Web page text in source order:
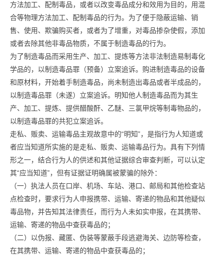
方法加工、配制毒品，或者以改变毒品成分和效用为目的，用混
合等物理方法加工、配制毒品的行为。为了便于隐蔽运输、销
售、使用、欺骗购买者，或者为了增重，对毒品掺杂使假，添加
或者去除其他非毒品物质，不属于制造毒品的行为。
为了制造毒品而采用生产、加工、提炼等方法非法制造易制毒化
学品的，以制造毒品罪（预备）立案追诉。购进制造毒品的设备
和原材料，开始着手制造毒品，尚未制造出毒品或者半成品的，
以制造毒品罪（未遂）立案追诉。明知他人制造毒品而为其生
产、加工、提炼、提供醋酸酐、乙醚、三氯甲烷等制毒物品的，
以制造毒品罪的共犯立案追诉。
走私、贩卖、运输毒品主观故意中的“明知”，是指行为人知道或
者应当知道所实施的是走私、贩卖、运输毒品行为。具有下列情
形之一，结合行为人的供述和其他证据综合审查判断，可以认定
其“应当知道”，但有证据证明确属被蒙骗的除外：
（一）执法人员在口岸、机场、车站、港口、邮局和其他检查站
点检查时，要求行为人申报携带、运输、寄递的物品和其他疑似
毒品物，并告知其法律责任，而行为人未如实申报，在其携带、
运输、寄递的物品中查获毒品的；
（二）以伪报、藏匿、伪装等蒙蔽手段逃避海关、边防等检查，
在其携带、运输、寄递的物品中查获毒品的；